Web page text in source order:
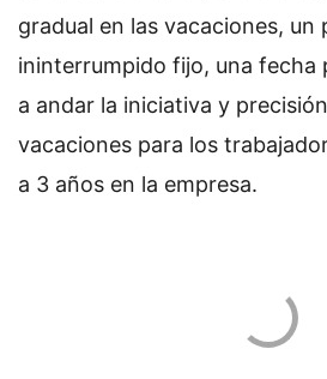
gradual en las vacaciones, un
ininterrumpido fijo, una fecha
a andar la iniciativa y
vacaciones para los
a 3 años en la empresa.